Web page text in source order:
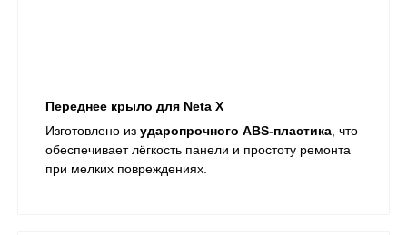
Переднее крыло для Neta X
Изготовлено из ударопрочного ABS-пластика, что
обеспечивает лёгкость панели и простоту ремонта
при мелких повреждениях.